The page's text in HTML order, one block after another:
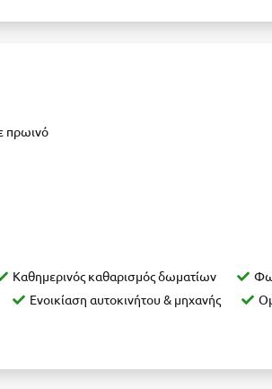
πρωινό
Καθημερινός καθαρισμός δωματίων
Ενοικίαση αυτοκινήτου & μηχανής